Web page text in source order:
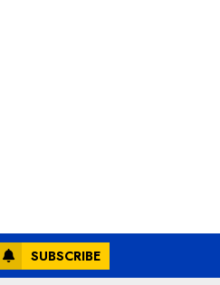
SUBSCRIBE